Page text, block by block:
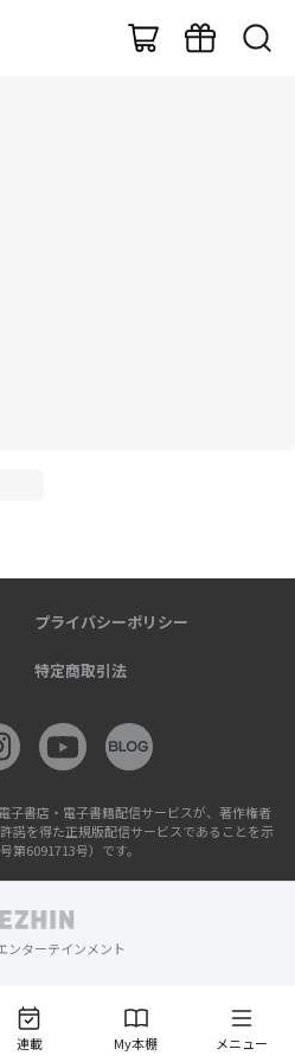
連載 My本棚 メニュー
プライバシーポリシー
特定商取引法
子書店・電子書籍配信サービスが、著作権者
諾を得た正規版配信サービスであることを示
第6091713号）です。
ンターテインメント